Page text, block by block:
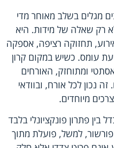
מגלים בשלב מאוחר מדי
רק שאלה של מידות. היא
תחזוקה רציפה, אספקה
עומס. כשיש במקום קרון
ומתוחזק, האורחים
נכון לכל אורח, ובוודאי
מיוחדים.
בין פתרון פונקציונלי בלבד
למשל, פועלת מתוך